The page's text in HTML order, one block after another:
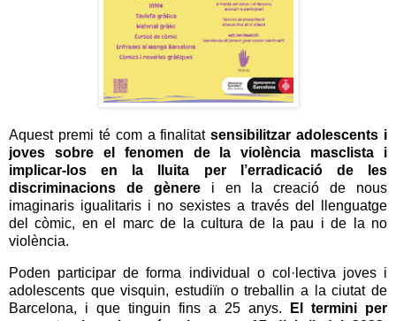
Aquest premi té com a finalitatsensibilitzar adolescents i
joves sobre el fenomen de la violència masclista i
implicar-los en la lluita per l’erradicació de les
discriminacions de gènerei en la creació de nous
imaginaris igualitaris i no sexistes a través del llenguatge
del còmic, en el marc de la cultura de la pau i de la no
violència.
Poden participar de forma individual o col·lectiva joves i
adolescents que visquin, estudiïn o treballin a la ciutat de
Barcelona, i que tinguin fins a 25 anys.
El termini per